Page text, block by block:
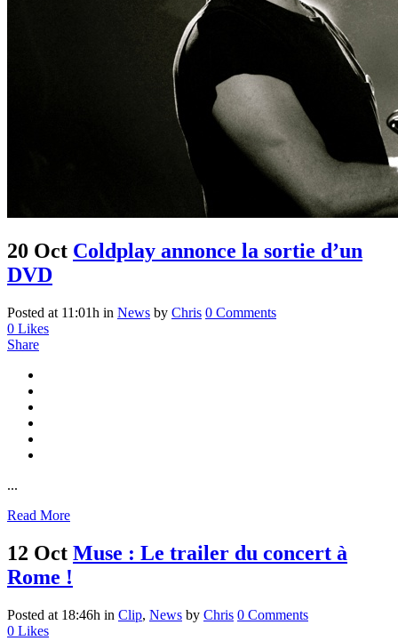
20 Oct Coldplay annonce la sortie d’un
DVD
Posted at 11:01h in News by Chris 0 Comments
0 Likes
Share
...
Read More
12 Oct Muse : Le trailer du concert à
Rome !
Posted at 18:46h in Clip, News by Chris 0 Comments
0 Likes